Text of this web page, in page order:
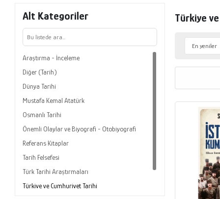
Alt Kategoriler
Araştırma - İnceleme
Diğer (Tarih)
Dünya Tarihi
Mustafa Kemal Atatürk
Osmanlı Tarihi
Önemli Olaylar ve Biyografi - Otobiyografi
Referans Kitaplar
Tarih Felsefesi
Türk Tarihi Araştırmaları
Türkiye ve Cumhuriyet Tarihi
Türkiye